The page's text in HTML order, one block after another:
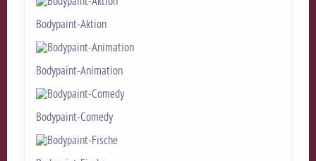
Bodypaint-Aktion
Bodypaint-Animation
Bodypaint-Comedy